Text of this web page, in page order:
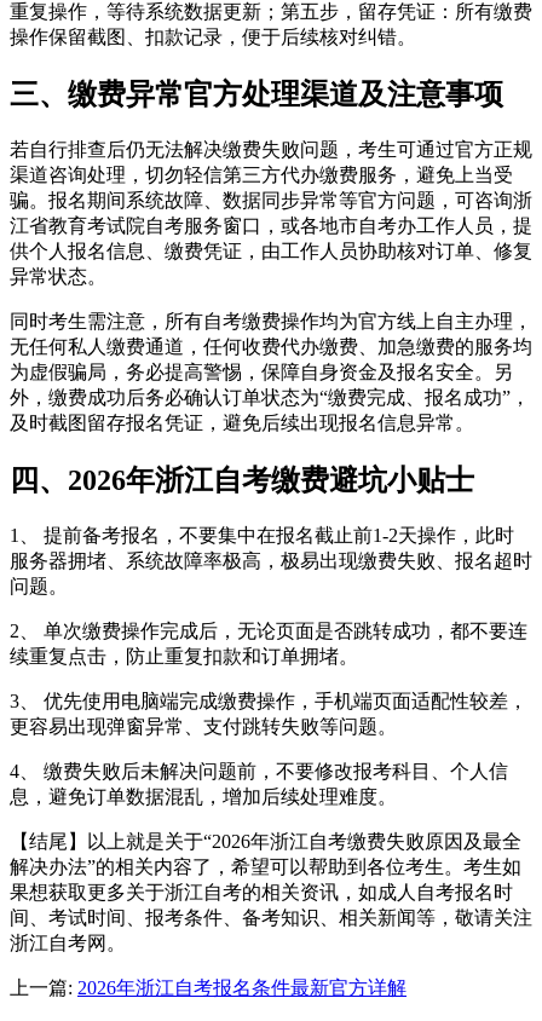
重复操作，等待系统数据更新；第五步，留存凭证：所有缴费
操作保留截图、扣款记录，便于后续核对纠错。
三、缴费异常官方处理渠道及注意事项
若自行排查后仍无法解决缴费失败问题，考生可通过官方正规
渠道咨询处理，切勿轻信第三方代办缴费服务，避免上当受
骗。报名期间系统故障、数据同步异常等官方问题，可咨询浙
江省教育考试院自考服务窗口，或各地市自考办工作人员，提
供个人报名信息、缴费凭证，由工作人员协助核对订单、修复
异常状态。
同时考生需注意，所有自考缴费操作均为官方线上自主办理，
无任何私人缴费通道，任何收费代办缴费、加急缴费的服务均
为虚假骗局，务必提高警惕，保障自身资金及报名安全。另
外，缴费成功后务必确认订单状态为“缴费完成、报名成功”，
及时截图留存报名凭证，避免后续出现报名信息异常。
四、2026年浙江自考缴费避坑小贴士
1、 提前备考报名，不要集中在报名截止前1-2天操作，此时
服务器拥堵、系统故障率极高，极易出现缴费失败、报名超时
问题。
2、 单次缴费操作完成后，无论页面是否跳转成功，都不要连
续重复点击，防止重复扣款和订单拥堵。
3、 优先使用电脑端完成缴费操作，手机端页面适配性较差，
更容易出现弹窗异常、支付跳转失败等问题。
4、 缴费失败后未解决问题前，不要修改报考科目、个人信
息，避免订单数据混乱，增加后续处理难度。
【结尾】以上就是关于“2026年浙江自考缴费失败原因及最全
解决办法”的相关内容了，希望可以帮助到各位考生。考生如
果想获取更多关于浙江自考的相关资讯，如成人自考报名时
间、考试时间、报考条件、备考知识、相关新闻等，敬请关注
浙江自考网。
上一篇: 2026年浙江自考报名条件最新官方详解